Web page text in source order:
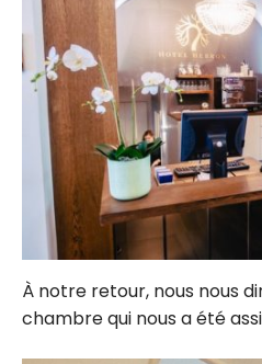
À notre retour, nous nous
chambre qui nous a été